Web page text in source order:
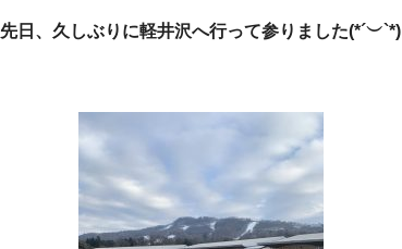
先日、久しぶりに軽井沢へ行って参りました(*´︶`*)